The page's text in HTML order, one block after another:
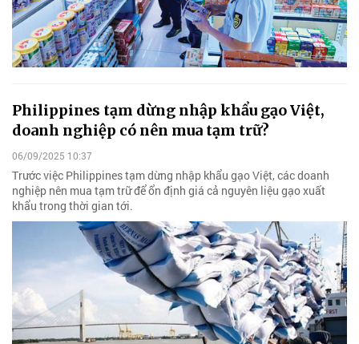
Philippines tạm dừng nhập khẩu gạo Việt,
doanh nghiệp có nên mua tạm trữ?
06/09/2025 10:37
Trước việc Philippines tạm dừng nhập khẩu gạo Việt, các doanh
nghiệp nên mua tạm trữ để ổn định giá cả nguyên liệu gạo xuất
khẩu trong thời gian tới.